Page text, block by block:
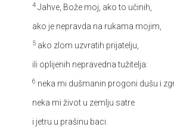
4 Jahve, Bože moj, ako to učinih,
ako je nepravda na rukama mojim,
5 ako zlom uzvratih prijatelju,
ili oplijenih nepravedna tužitelja:
6 neka mi dušmanin progoni dušu i
neka mi život u zemlju satre
i jetru u prašinu baci.